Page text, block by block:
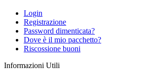
Login
Registrazione
Password dimenticata?
Dove è il mio pacchetto?
Riscossione buoni
Informazioni Utili